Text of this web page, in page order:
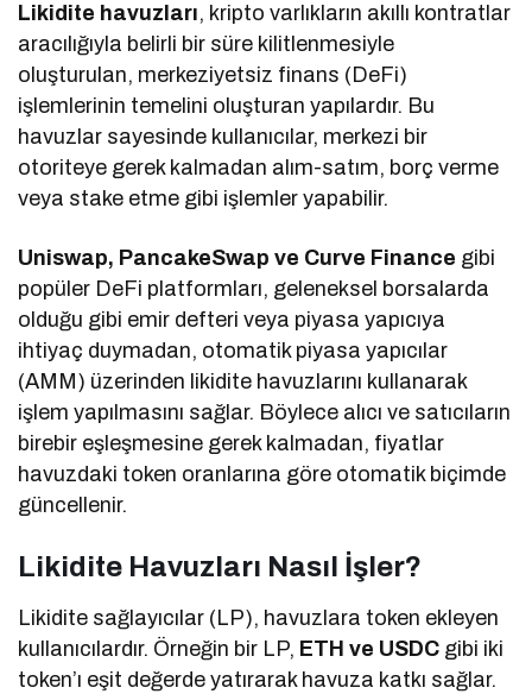
Likidite havuzları, kripto varlıkların akıllı kontratlar
aracılığıyla belirli bir süre kilitlenmesiyle
oluşturulan, merkeziyetsiz finans (DeFi)
işlemlerinin temelini oluşturan yapılardır. Bu
havuzlar sayesinde kullanıcılar, merkezi bir
otoriteye gerek kalmadan alım-satım, borç verme
veya stake etme gibi işlemler yapabilir.
Uniswap, PancakeSwap ve Curve Finance gibi
popüler DeFi platformları, geleneksel borsalarda
olduğu gibi emir defteri veya piyasa yapıcıya
ihtiyaç duymadan, otomatik piyasa yapıcılar
(AMM) üzerinden likidite havuzlarını kullanarak
işlem yapılmasını sağlar. Böylece alıcı ve satıcıların
birebir eşleşmesine gerek kalmadan, fiyatlar
havuzdaki token oranlarına göre otomatik biçimde
güncellenir.
Likidite Havuzları Nasıl İşler?
Likidite sağlayıcılar (LP), havuzlara token ekleyen
kullanıcılardır. Örneğin bir LP, ETH ve USDC gibi iki
token’ı eşit değerde yatırarak havuza katkı sağlar.